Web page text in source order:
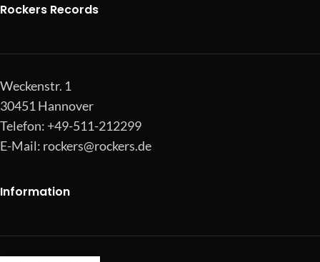
Rockers Records
Weckenstr. 1
30451 Hannover
Telefon: +49-511-212299
E-Mail: rockers@rockers.de
Information